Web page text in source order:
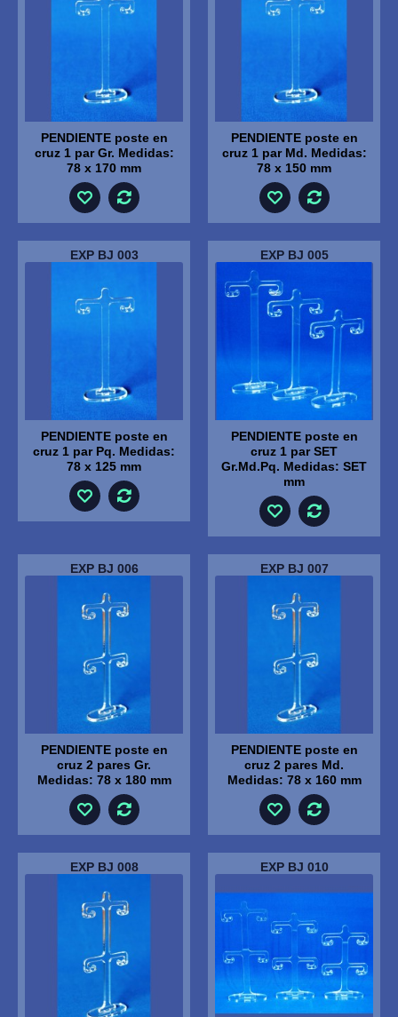
PENDIENTE poste en
cruz 1 par Gr. Medidas:
78 x 170 mm
PENDIENTE poste en
cruz 1 par Md. Medidas:
78 x 150 mm
EXP BJ 003
PENDIENTE poste en
cruz 1 par Pq. Medidas:
78 x 125 mm
EXP BJ 005
PENDIENTE poste en
cruz 1 par SET
Gr.Md.Pq. Medidas: SET
mm
EXP BJ 006
PENDIENTE poste en
cruz 2 pares Gr.
Medidas: 78 x 180 mm
EXP BJ 007
PENDIENTE poste en
cruz 2 pares Md.
Medidas: 78 x 160 mm
EXP BJ 008 EXP BJ 010